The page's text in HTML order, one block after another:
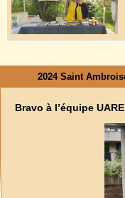
2024 Saint
Bravo à l’équipe